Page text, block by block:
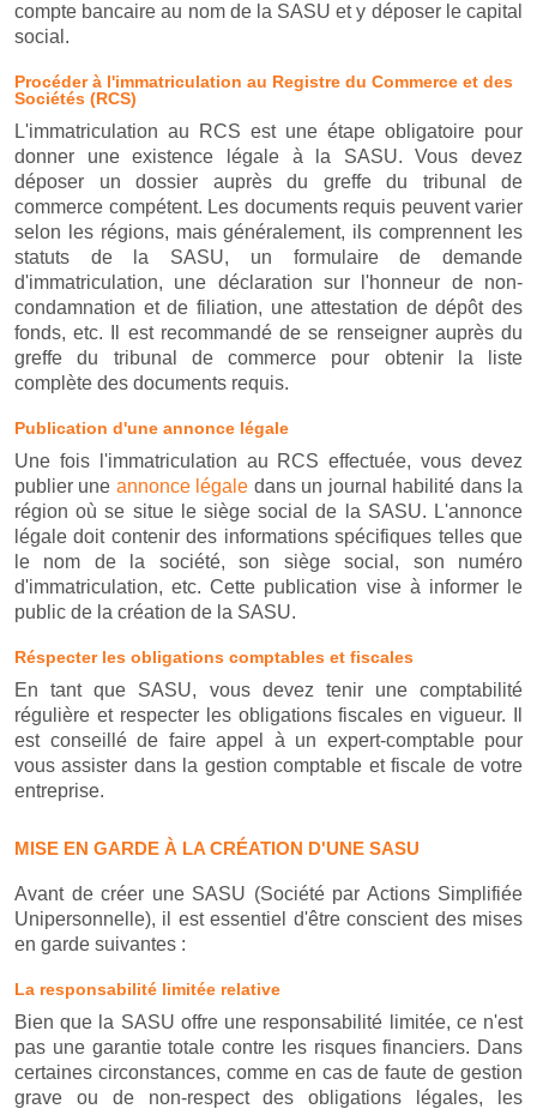
compte bancaire au nom de la SASU et y déposer le capital
social.
Procéder à l'immatriculation au Registre du Commerce et des
Sociétés (RCS)
L'immatriculation au RCS est une étape obligatoire pour
donner une existence légale à la SASU. Vous devez
déposer un dossier auprès du greffe du tribunal de
commerce compétent. Les documents requis peuvent varier
selon les régions, mais généralement, ils comprennent les
statuts de la SASU, un formulaire de demande
d'immatriculation, une déclaration sur l'honneur de non-
condamnation et de filiation, une attestation de dépôt des
fonds, etc. Il est recommandé de se renseigner auprès du
greffe du tribunal de commerce pour obtenir la liste
complète des documents requis.
Publication d'une annonce légale
Une fois l'immatriculation au RCS effectuée, vous devez
publier une annonce légale dans un journal habilité dans la
région où se situe le siège social de la SASU. L'annonce
légale doit contenir des informations spécifiques telles que
le nom de la société, son siège social, son numéro
d'immatriculation, etc. Cette publication vise à informer le
public de la création de la SASU.
Réspecter les obligations comptables et fiscales
En tant que SASU, vous devez tenir une comptabilité
régulière et respecter les obligations fiscales en vigueur. Il
est conseillé de faire appel à un expert-comptable pour
vous assister dans la gestion comptable et fiscale de votre
entreprise.
MISE EN GARDE À LA CRÉATION D'UNE SASU
Avant de créer une SASU (Société par Actions Simplifiée
Unipersonnelle), il est essentiel d'être conscient des mises
en garde suivantes :
La responsabilité limitée relative
Bien que la SASU offre une responsabilité limitée, ce n'est
pas une garantie totale contre les risques financiers. Dans
certaines circonstances, comme en cas de faute de gestion
grave ou de non-respect des obligations légales, les